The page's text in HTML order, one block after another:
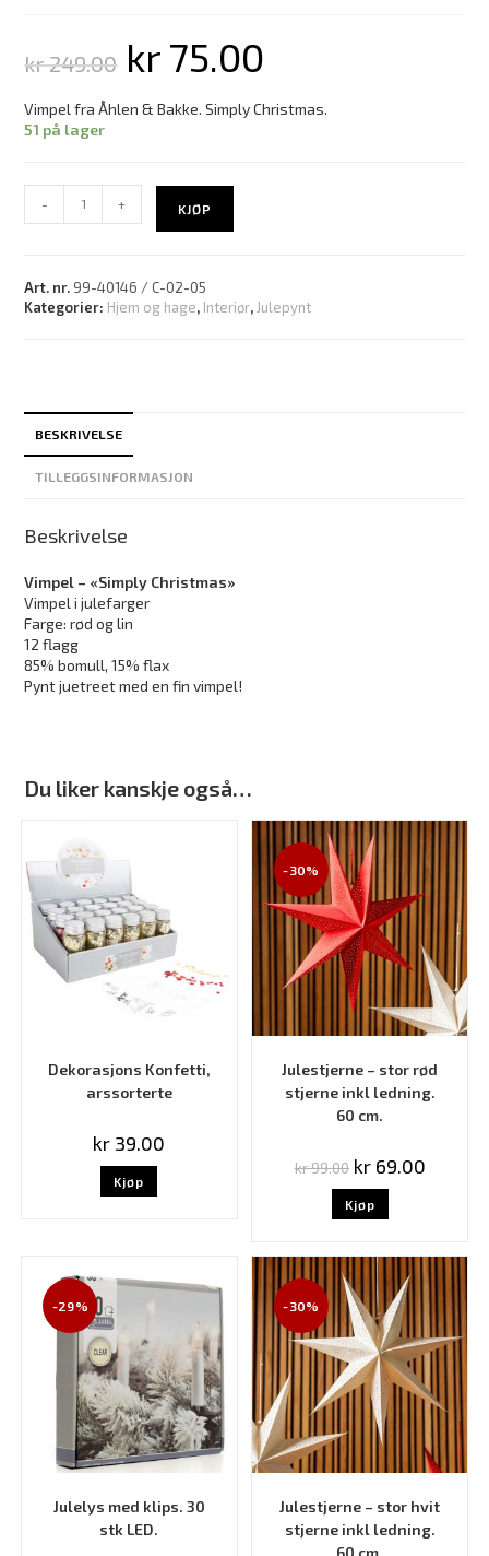
kr249.00 kr 75.00
Vimpel fra Åhlen & Bakke. Simply Christmas.
51 på lager
- + KJØP
Art. nr. 99-40146 / C-02-05
Kategorier: Hjem og hage, Interiør, Julepynt
BESKRIVELSE
TILLEGGSINFORMASJON
Beskrivelse
Vimpel – «Simply Christmas»
Vimpel i julefarger
Farge: rød og lin
12 flagg
85% bomull, 15% flax
Pynt juetreet med en fin vimpel!
Du liker kanskje også…
Dekorasjons Konfetti,
arssorterte
kr 39.00
Kjøp
-30%
Julestjerne – stor rød
stjerne inkl ledning.
60 cm.
kr99.00 kr69.00
Kjøp
-29%
Julelys med klips. 30
stk LED.
-30%
Julestjerne – stor hvit
stjerne inkl ledning.
60 cm.